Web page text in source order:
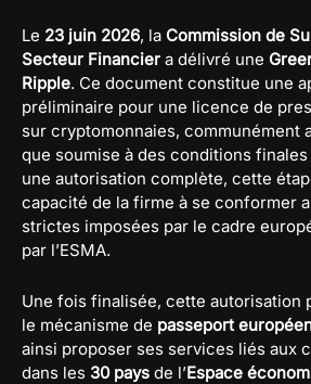
Le 23 juin 2026, la Commission de
Secteur Financier a délivré une
Ripple. Ce document constitue une
préliminaire pour une licence de
sur cryptomonnaies, communément
que soumise à des conditions
une autorisation complète, cette
capacité de la firme à se conformer
strictes imposées par le cadre
par l’ESMA.
Une fois finalisée, cette autorisation
le mécanisme de passeport
ainsi proposer ses services liés aux
dans les 30 pays de l’Espace